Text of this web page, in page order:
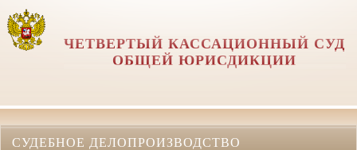
ЧЕТВЕРТЫЙ КАССАЦИОННЫЙ СУД
ОБЩЕЙ ЮРИСДИКЦИИ
СУДЕБНОЕ ДЕЛОПРОИЗВОДСТВО